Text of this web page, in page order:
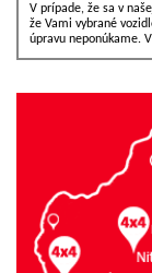
V prípade, že sa v
že Vami vybrané
úpravu neponúkame.